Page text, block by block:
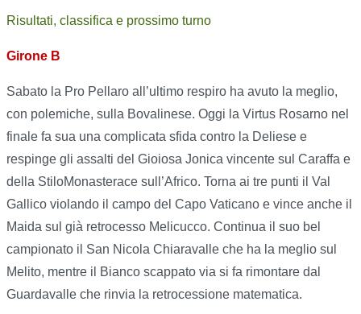
Risultati, classifica e prossimo turno
Girone B
Sabato la Pro Pellaro all’ultimo respiro ha avuto la meglio,
con polemiche, sulla Bovalinese. Oggi la Virtus Rosarno nel
finale fa sua una complicata sfida contro la Deliese e
respinge gli assalti del Gioiosa Jonica vincente sul Caraffa e
della StiloMonasterace sull’Africo. Torna ai tre punti il Val
Gallico violando il campo del Capo Vaticano e vince anche il
Maida sul già retrocesso Melicucco. Continua il suo bel
campionato il San Nicola Chiaravalle che ha la meglio sul
Melito, mentre il Bianco scappato via si fa rimontare dal
Guardavalle che rinvia la retrocessione matematica.